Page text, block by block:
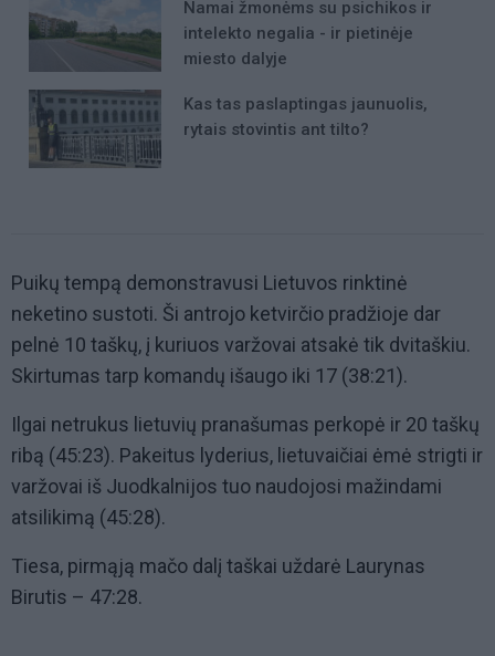
Namai žmonėms su psichikos ir
intelekto negalia - ir pietinėje
miesto dalyje
Kas tas paslaptingas jaunuolis,
rytais stovintis ant tilto?
Puikų tempą demonstravusi Lietuvos rinktinė
neketino sustoti. Ši antrojo ketvirčio pradžioje dar
pelnė 10 taškų, į kuriuos varžovai atsakė tik dvitaškiu.
Skirtumas tarp komandų išaugo iki 17 (38:21).
Ilgai netrukus lietuvių pranašumas perkopė ir 20 taškų
ribą (45:23). Pakeitus lyderius, lietuvaičiai ėmė strigti ir
varžovai iš Juodkalnijos tuo naudojosi mažindami
atsilikimą (45:28).
Tiesa, pirmąją mačo dalį taškai uždarė Laurynas
Birutis – 47:28.